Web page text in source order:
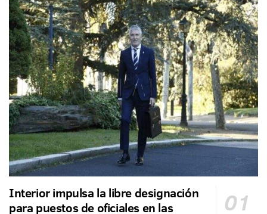
Interior impulsa la libre designación
para puestos de oficiales en las